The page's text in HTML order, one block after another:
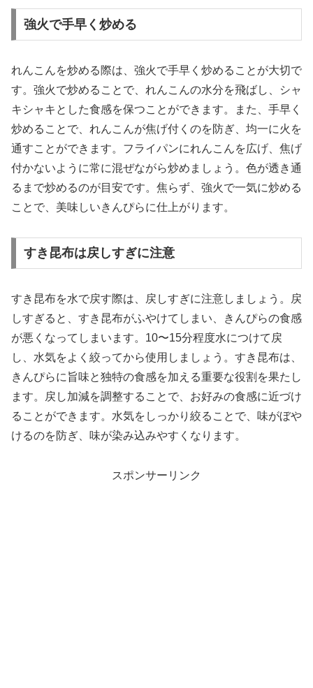
強火で手早く炒める
れんこんを炒める際は、強火で手早く炒めることが大切で
す。強火で炒めることで、れんこんの水分を飛ばし、シャ
キシャキとした食感を保つことができます。また、手早く
炒めることで、れんこんが焦げ付くのを防ぎ、均一に火を
通すことができます。フライパンにれんこんを広げ、焦げ
付かないように常に混ぜながら炒めましょう。色が透き通
るまで炒めるのが目安です。焦らず、強火で一気に炒める
ことで、美味しいきんぴらに仕上がります。
すき昆布は戻しすぎに注意
すき昆布を水で戻す際は、戻しすぎに注意しましょう。戻
しすぎると、すき昆布がふやけてしまい、きんぴらの食感
が悪くなってしまいます。10〜15分程度水につけて戻
し、水気をよく絞ってから使用しましょう。すき昆布は、
きんぴらに旨味と独特の食感を加える重要な役割を果たし
ます。戻し加減を調整することで、お好みの食感に近づけ
ることができます。水気をしっかり絞ることで、味がぼや
けるのを防ぎ、味が染み込みやすくなります。
スポンサーリンク